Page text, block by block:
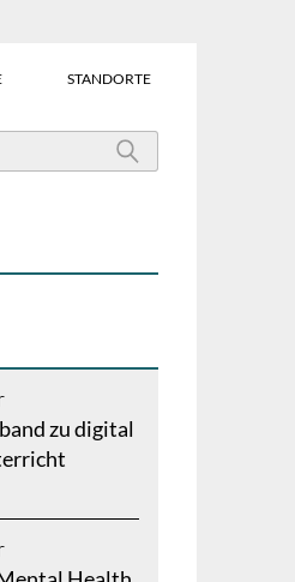
STANDORTE
zu digital